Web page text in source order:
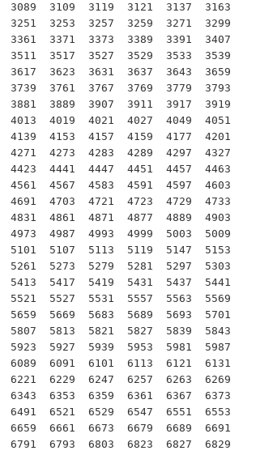
3109  3119  3121  3137  3163
3253  3257  3259  3271  3299
3371  3373  3389  3391  3407
3517  3527  3529  3533  3539
3623  3631  3637  3643  3659
3761  3767  3769  3779  3793
3889  3907  3911  3917  3919
4019  4021  4027  4049  4051
4153  4157  4159  4177  4201
4273  4283  4289  4297  4327
4441  4447  4451  4457  4463
4567  4583  4591  4597  4603
4703  4721  4723  4729  4733
4861  4871  4877  4889  4903
4987  4993  4999  5003  5009
5107  5113  5119  5147  5153
5273  5279  5281  5297  5303
5417  5419  5431  5437  5441
5527  5531  5557  5563  5569
5669  5683  5689  5693  5701
5813  5821  5827  5839  5843
5927  5939  5953  5981  5987
6091  6101  6113  6121  6131
6229  6247  6257  6263  6269
6353  6359  6361  6367  6373
6521  6529  6547  6551  6553
6661  6673  6679  6689  6691
6793  6803  6823  6827  6829